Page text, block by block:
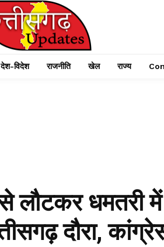
देश-विदेश राजनीति खेल राज्य
लौटकर धमतरी में
दौरा,